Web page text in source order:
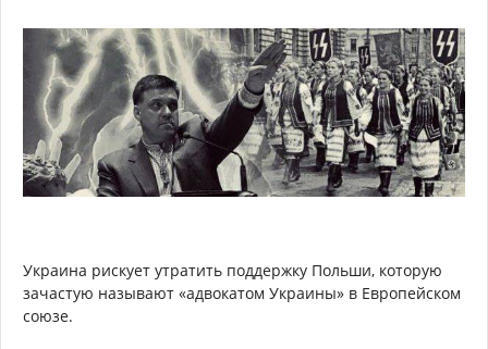
Украина рискует утратить поддержку Польши, которую
зачастую называют «адвокатом Украины» в Европейском
союзе.